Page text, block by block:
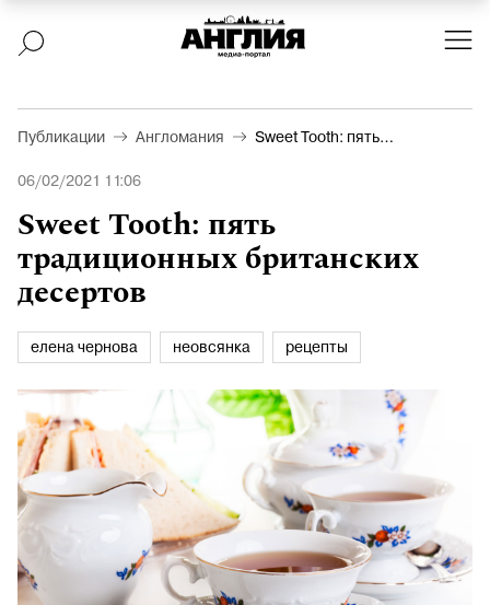
Публикации Англомания
Sweet Tooth: пять
06/02/2021 11:06
Sweet Tooth: пять
традиционных британских
десертов
елена чернова неовсянка рецепты